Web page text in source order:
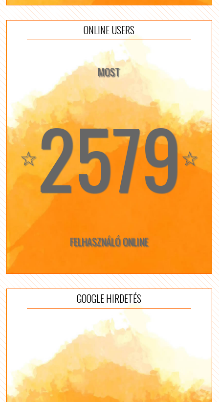
ONLINE USERS
MOST
☆2579☆
FELHASZNÁLÓ ONLINE
GOOGLE HIRDETÉS